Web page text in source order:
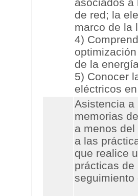
de red; la
marco de la
4)
de la
5) Conocer
eléctricos
Asistencia a
memorias
a menos
a las
que realice
prácticas de
seguimiento